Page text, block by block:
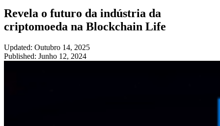
Revela o futuro da indústria da
criptomoeda na Blockchain Life
Updated: Outubro 14, 2025
Published: Junho 12, 2024